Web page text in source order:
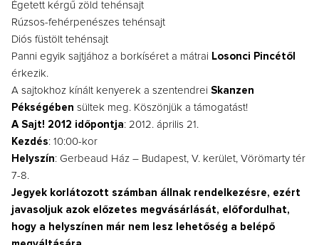
Égetett kérgű zöld tehénsajt
Rúzsos-fehérpenészes tehénsajt
Diós füstölt tehénsajt
Panni egyik sajtjához a borkíséret a mátrai Losonci Pincétől
érkezik.
A sajtokhoz kínált kenyerek a szentendrei Skanzen
Pékségében sültek meg. Köszönjük a támogatást!
A Sajt! 2012 időpontja: 2012. április 21.
Kezdés: 10:00-kor
Helyszín: Gerbeaud Ház – Budapest, V. kerület, Vörömarty tér
7-8.
Jegyek korlátozott számban állnak rendelkezésre, ezért
javasoljuk azok előzetes megvásárlását, előfordulhat,
hogy a helyszínen már nem lesz lehetőség a belépő